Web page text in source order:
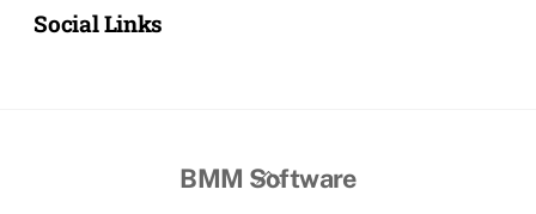
Social Links
BMM Software